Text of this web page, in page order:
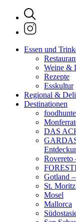
Essen und
Weine &
Rezepte
Esskultur
Regional &
Destinationen
DAS
Rovereto
Gotland
St.
Mosel
Mallorca